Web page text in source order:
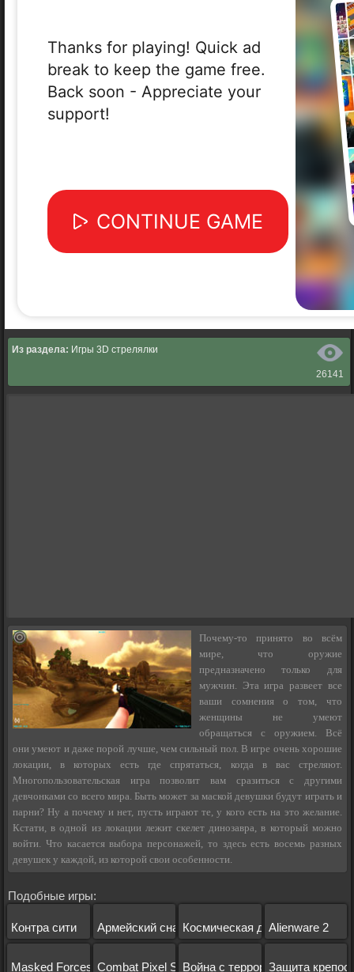
26141
Из раздела: Игры 3D стрелялки
Почему-то принято во всём
мире, что оружие
предназначено только для
мужчин. Эта игра развеет все
ваши сомнения о том, что
женщины не умеют
обращаться с оружием. Всё
они умеют и даже порой лучше, чем сильный пол. В игре очень хорошие
локации, в которых есть где спрятаться, когда в вас стреляют.
Многопользовательская игра позволит вам сразиться с другими
девчонками со всего мира. Быть может за маской девушки будут играть и
парни? Ну а почему и нет, пусть играют те, у кого есть на это желание.
Кстати, в одной из локации лежит скелет динозавра, в который можно
войти. Что касается выбора персонажей, то здесь есть восемь разных
девушек у каждой, из которой свои особенности.
Подобные игры:
Контра сити Армейский снайперКосмическая дробилка
Alienware 2
Masked Forces Combat Pixel SWAT,Zombies
Война с терроромЗащита